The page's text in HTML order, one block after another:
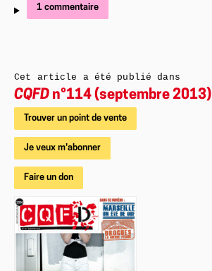
1 commentaire
Cet article a été publié dans
CQFD n°114 (septembre 2013)
Trouver un point de vente
Je veux m'abonner
Faire un don